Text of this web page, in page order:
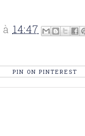
à 14:47
PIN ON PINTEREST